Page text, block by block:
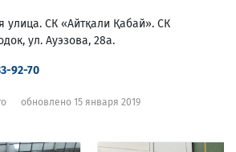
улица. СК «Айтқали Қабай». СК
ул. Ауэзова, 28а.
92-70
обновлено 15 января 2019